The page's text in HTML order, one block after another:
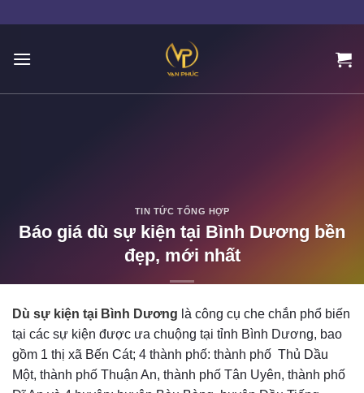
TIN TỨC TỔNG HỢP
Báo giá dù sự kiện tại Bình Dương bền
đẹp, mới nhất
Dù sự kiện tại Bình Dương là công cụ che chắn phổ biến
tại các sự kiện được ưa chuộng tại tỉnh Bình Dương, bao
gồm 1 thị xã Bến Cát; 4 thành phố: thành phố Thủ Dầu
Một, thành phố Thuận An, thành phố Tân Uyên, thành phố